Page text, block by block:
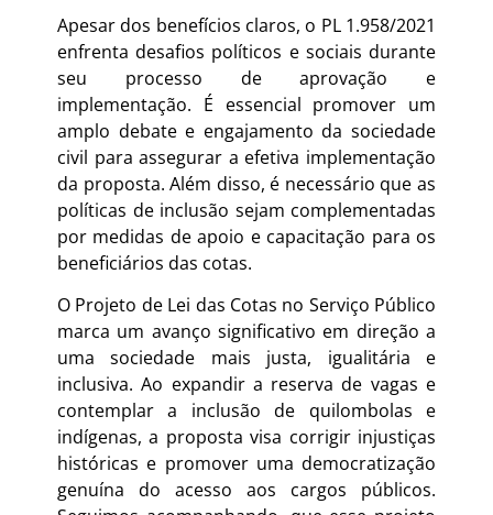
Apesar dos benefícios claros, o PL 1.958/2021
enfrenta desafios políticos e sociais durante
seu processo de aprovação e
implementação. É essencial promover um
amplo debate e engajamento da sociedade
civil para assegurar a efetiva implementação
da proposta. Além disso, é necessário que as
políticas de inclusão sejam complementadas
por medidas de apoio e capacitação para os
beneficiários das cotas.
O Projeto de Lei das Cotas no Serviço Público
marca um avanço significativo em direção a
uma sociedade mais justa, igualitária e
inclusiva. Ao expandir a reserva de vagas e
contemplar a inclusão de quilombolas e
indígenas, a proposta visa corrigir injustiças
históricas e promover uma democratização
genuína do acesso aos cargos públicos.